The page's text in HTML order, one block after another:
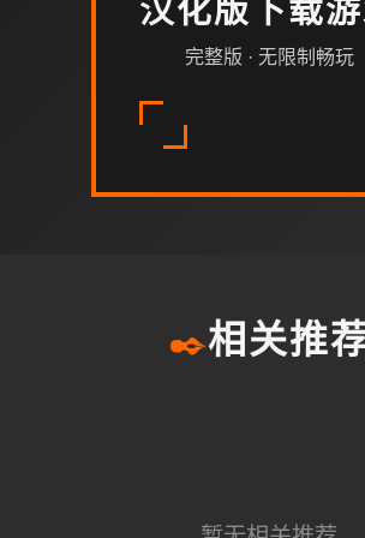
汉化版下载
完整版 · 无限制畅玩
✒️相关推